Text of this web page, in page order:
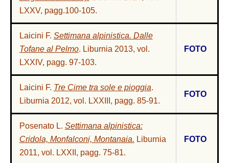
LXXV, pagg.100-105.
Laicini F. Settimana alpinistica. Dalle
Tofane al Pelmo. Liburnia 2013, vol.
LXXIV, pagg. 97-103.
FOTO
Laicini F. Tre Cime tra sole e pioggia.
Liburnia 2012, vol. LXXIII, pagg. 85-91.
FOTO
Posenato L. Settimana alpinistica:
Cridola, Monfalconi, Montanaia. Liburnia
2011, vol. LXXII, pagg. 75-81.
FOTO